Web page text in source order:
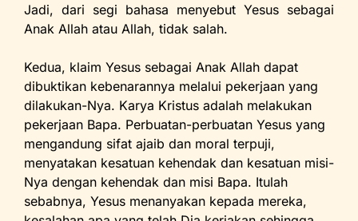
Jadi, dari segi bahasa menyebut Yesus sebagai
Anak Allah atau Allah, tidak salah.
Kedua, klaim Yesus sebagai Anak Allah dapat
dibuktikan kebenarannya melalui pekerjaan yang
dilakukan-Nya. Karya Kristus adalah melakukan
pekerjaan Bapa. Perbuatan-perbuatan Yesus yang
mengandung sifat ajaib dan moral terpuji,
menyatakan kesatuan kehendak dan kesatuan misi-
Nya dengan kehendak dan misi Bapa. Itulah
sebabnya, Yesus menanyakan kepada mereka,